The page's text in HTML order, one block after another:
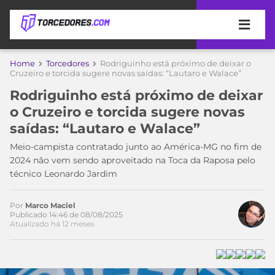
APOSTAS
DE
APOSTA
MELHORES
SITES
DE
APOSTAS
2026
COPA
DO
MUNDO
TIMES
MEU
TIME
CAMPEONATOS
Home Torcedores
Rodriguinho está próximo de deixar o
Cruzeiro e torcida sugere novas saídas: “Lautaro e Walace”
Rodriguinho está próximo de deixar
o Cruzeiro e torcida sugere novas
saídas: “Lautaro e Walace”
Meio-campista contratado junto ao América-MG no fim de
2024 não vem sendo aproveitado na Toca da Raposa pelo
técnico Leonardo Jardim
Por Marco Maciel
Publicado 14:46 de 08/08/2025
Atualizado há 12 meses